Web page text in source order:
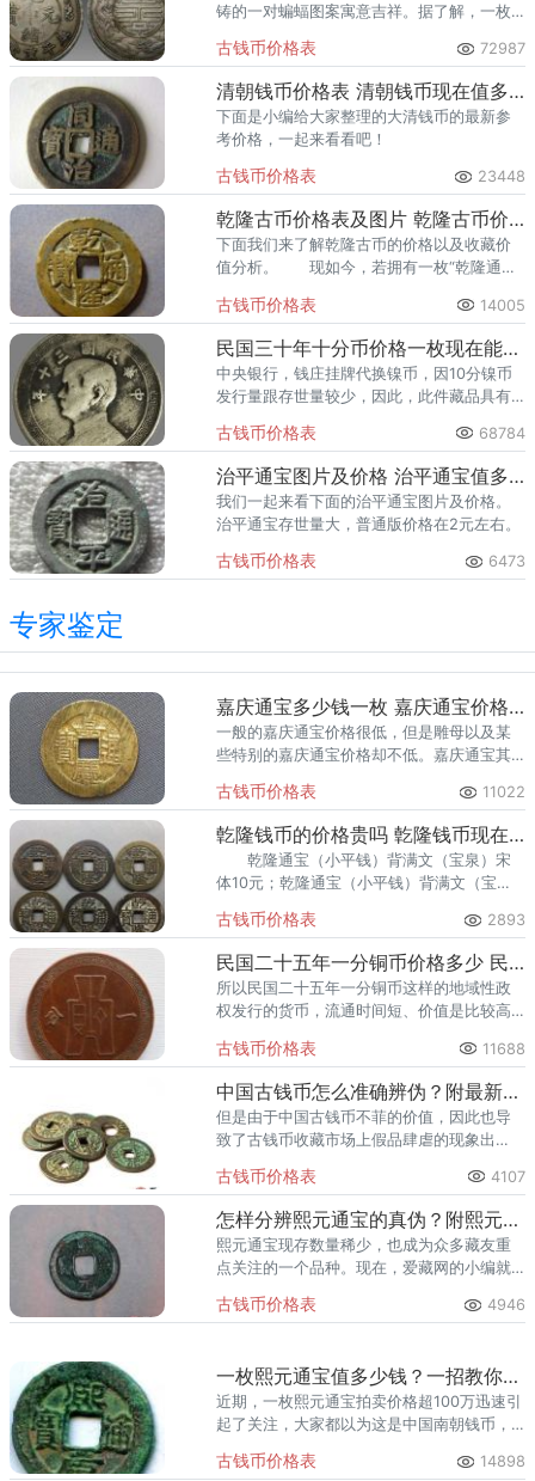
铸的一对蝙蝠图案寓意吉祥。据了解，一枚
右，这是算比较正常的双龙银元市场价格。
古钱币价格表 72987
清朝钱币价格表 清朝钱币现在值多少钱
下面是小编给大家整理的大清钱币的最新参
考价格，一起来看看吧！
古钱币价格表 23448
乾隆古币价格表及图片 乾隆古币价格现在值多少钱
下面我们来了解乾隆古币的价格以及收藏价
值分析。 现如今，若拥有一枚“乾隆通
因此，被众多藏家所喜爱，今年黄亮好字口
的大涨50%以上。
古钱币价格表 14005
民国三十年十分币价格一枚现在能价值多少钱
中央银行，钱庄挂牌代换镍币，因10分镍币
发行量跟存世量较少，因此，此件藏品具有
显地低于原币底平面。
古钱币价格表 68784
治平通宝图片及价格 治平通宝值多少钱一枚真品
我们一起来看下面的治平通宝图片及价格。
治平通宝存世量大，普通版价格在2元左右。
古钱币价格表 6473
专家鉴定
嘉庆通宝多少钱一枚 嘉庆通宝价格真品
一般的嘉庆通宝价格很低，但是雕母以及某
些特别的嘉庆通宝价格却不低。嘉庆通宝其
特别少的铸币局。
古钱币价格表 11022
亁隆钱币的价格贵吗 亁隆钱币现在值多少钱
乾隆通宝（小平钱）背满文（宝泉）宋
体10元；乾隆通宝（小平钱）背满文（宝
古钱币价格表 2893
民国二十五年一分铜币价格多少 民国二十五年一分铜币真品价格
所以民国二十五年一分铜币这样的地域性政
权发行的货币，流通时间短、价值是比较高
铸模时期、机制币时期、印刷时期。铜质的
不同，有的价格相差相当大。
古钱币价格表 11688
中国古钱币怎么准确辨伪？附最新中国古钱币价格表
但是由于中国古钱币不菲的价值，因此也导
致了古钱币收藏市场上假品肆虐的现象出
注中国古钱币市场行情，同时也要学会中国
古钱币的准确辨伪。
古钱币价格表 4107
怎样分辨熙元通宝的真伪？附熙元通宝价格行情分析
熙元通宝现存数量稀少，也成为众多藏友重
点关注的一个品种。现在，爱藏网的小编就
伪，以及熙元通宝价格行情。
古钱币价格表 4946
一枚熙元通宝值多少钱？一招教你分辨熙元通宝的真伪！
近期，一枚熙元通宝拍卖价格超100万迅速引
起了关注，大家都以为这是中国南朝钱币，
你知道如今市场上一枚熙元通宝值多少钱
古钱币价格表 14898